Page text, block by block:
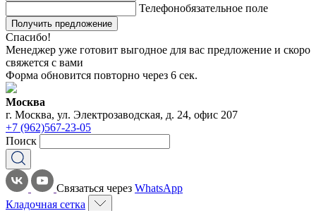
Телефонобязательное поле
Получить предложение
Спасибо!
Менеджер уже готовит выгодное для вас предложение и скоро
свяжется с вами
Форма обновится повторно через 6 сек.
Москва
г. Москва, ул. Электрозаводская, д. 24, офис 207
+7 (962)567-23-05
Поиск
Связаться через WhatsApp
Кладочная сетка